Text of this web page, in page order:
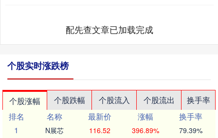
配先查文章已加载完成
个股实时涨跌榜
个股涨幅 个股跌幅 个股流入 个股流出
换手率
排名
名称 最新价 涨幅
换手率
1
N展芯 116.52 396.89% 79.39%